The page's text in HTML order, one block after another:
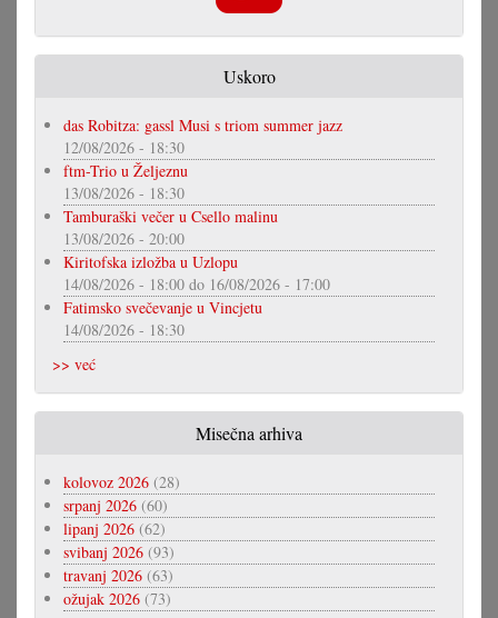
Uskoro
das Robitza: gassl Musi s triom summer jazz
12/08/2026 - 18:30
ftm-Trio u Željeznu
13/08/2026 - 18:30
Tamburaški večer u Csello malinu
13/08/2026 - 20:00
Kiritofska izložba u Uzlopu
14/08/2026 - 18:00 do 16/08/2026 - 17:00
Fatimsko svečevanje u Vincjetu
14/08/2026 - 18:30
>> već
Misečna arhiva
kolovoz 2026 (28)
srpanj 2026 (60)
lipanj 2026 (62)
svibanj 2026 (93)
travanj 2026 (63)
ožujak 2026 (73)